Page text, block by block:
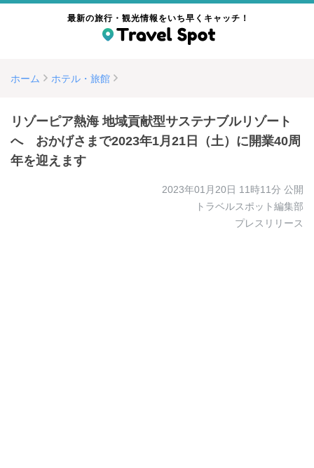
最新の旅行・観光情報をいち早くキャッチ！
ホーム ホテル・旅館
リゾーピア熱海 地域貢献型サステナブルリゾート
へ おかげさまで2023年1月21日（土）に開業40周
年を迎えます
2023年01月20日 11時11分 公開
トラベルスポット編集部
プレスリリース